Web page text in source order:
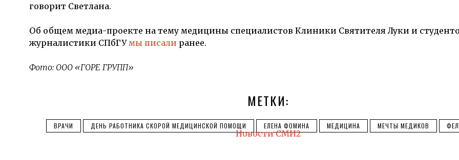
говорит Светлана.
Об общем медиа-проекте на тему медицины специалистов Клиники Святителя Луки и
журналистики СПбГУмы писали ранее.
Фото: ООО «ГОРЕ ГРУПП»
МЕТКИ:
ВРАЧИ ДЕНЬ РАБОТНИКА СКОРОЙ МЕДИЦИНСКОЙ ПОМОЩИ ЕЛЕНА ФОМИНА МЕДИЦИНА МЕЧТЫ МЕДИКОВ
Новости СМИ2